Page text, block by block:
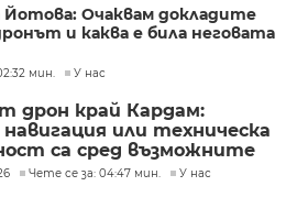
Очаквам докладите
и каква е била неговата
мин. У нас
дрон край Кардам:
навигация или техническа
са сред възможните
Чете се за: 04:47 мин. У нас